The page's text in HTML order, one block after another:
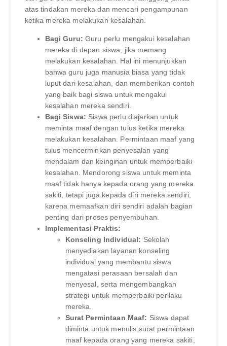
atas tindakan mereka dan mencari pengampunan
ketika mereka melakukan kesalahan.
Bagi Guru: Guru perlu mengakui kesalahan
mereka di depan siswa, jika memang
melakukan kesalahan. Hal ini menunjukkan
bahwa guru juga manusia biasa yang tidak
luput dari kesalahan, dan memberikan contoh
yang baik bagi siswa untuk mengakui
kesalahan mereka sendiri.
Bagi Siswa: Siswa perlu diajarkan untuk
meminta maaf dengan tulus ketika mereka
melakukan kesalahan. Permintaan maaf yang
tulus mencerminkan penyesalan yang
mendalam dan keinginan untuk memperbaiki
kesalahan. Mendorong siswa untuk meminta
maaf tidak hanya kepada orang yang mereka
sakiti, tetapi juga kepada diri mereka sendiri,
karena memaafkan diri sendiri adalah bagian
penting dari proses penyembuhan.
Implementasi Praktis:
Konseling Individual: Sekolah
menyediakan layanan konseling
individual yang membantu siswa
mengatasi perasaan bersalah dan
menyesal, serta mengembangkan
strategi untuk memperbaiki perilaku
mereka.
Surat Permintaan Maaf: Siswa dapat
diminta untuk menulis surat permintaan
maaf kepada orang yang mereka sakiti,